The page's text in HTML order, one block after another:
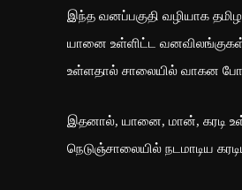
இந்த வனப்பகுதி வழியாக
யானை உள்ளிட்ட
உள்ளதால் சாலையில் வாகன
இதனால், யானை, மான், கரடி
நெடுஞ்சாலையில் நடமாடிய